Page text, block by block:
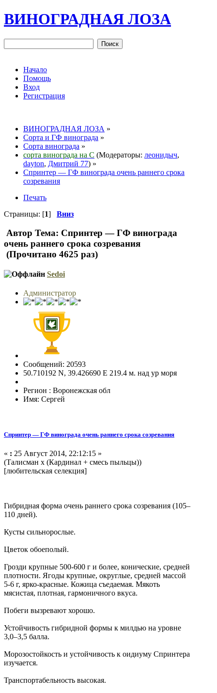
ВИНОГРАДНАЯ ЛОЗА
Начало
Помощь
Вход
Регистрация
ВИНОГРАДНАЯ ЛОЗА »
Сорта и ГФ винограда »
Сорта винограда »
сорта винограда на С (Модераторы: леонидыч,
dayton, Дмитрий 77) »
Спринтер — ГФ винограда очень раннего срока
созревания
Печать
Страницы: [1] Вниз
Автор Тема: Спринтер — ГФ винограда
очень раннего срока созревания
(Прочитано 4625 раз)
Sedoi
Администратор
Сообщений: 20593
50.710192 N, 39.426690 E 219.4 м. над ур моря
Регион : Воронежская обл
Имя: Сергей
Спринтер — ГФ винограда очень раннего срока созревания
« : 25 Август 2014, 22:12:15 »
(Талисман х (Кардинал + смесь пыльцы))
[любительская селекция]
Гибридная форма очень раннего срока созревания (105–
110 дней).
Кусты сильнорослые.
Цветок обоеполый.
Грозди крупные 500-600 г и более, конические, средней
плотности. Ягоды крупные, округлые, средней массой
5-6 г, ярко-красные. Кожица съедаемая. Мякоть
мясистая, плотная, гармоничного вкуса.
Побеги вызревают хорошо.
Устойчивость гибридной формы к милдью на уровне
3,0–3,5 балла.
Морозостойкость и устойчивость к оидиуму Спринтера
изучается.
Транспортабельность высокая.